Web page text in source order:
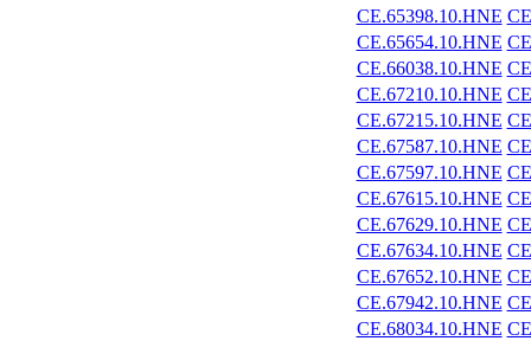
CE.65398.10.HNE
CE.65654.10.HNE
CE.66038.10.HNE
CE.67210.10.HNE
CE.67215.10.HNE
CE.67587.10.HNE
CE.67597.10.HNE
CE.67615.10.HNE
CE.67629.10.HNE
CE.67634.10.HNE
CE.67652.10.HNE
CE.67942.10.HNE
CE.68034.10.HNE